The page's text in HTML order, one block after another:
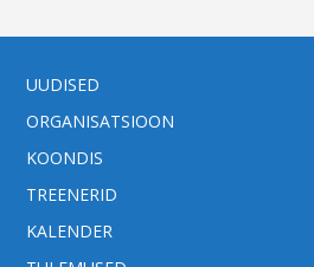
UUDISED
ORGANISATSIOON
KOONDIS
TREENERID
KALENDER